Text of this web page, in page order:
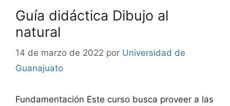
Guía didáctica Dibujo al
natural
14 de marzo de 2022 por Universidad de
Guanajuato
Fundamentación Este curso busca proveer a las